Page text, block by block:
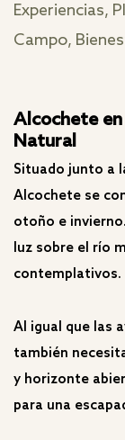
Experiencias,
Campo,
Alcochete
Natural
Situado junto a
Alcochete se
otoño e
luz sobre el río
contemplativos.
Al igual que las
también
y horizonte
para una